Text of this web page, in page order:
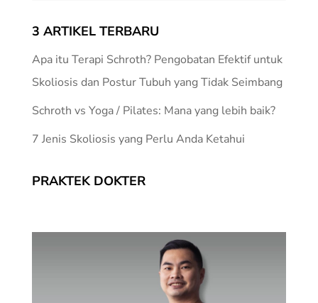
3 ARTIKEL TERBARU
Apa itu Terapi Schroth? Pengobatan Efektif untuk
Skoliosis dan Postur Tubuh yang Tidak Seimbang
Schroth vs Yoga / Pilates: Mana yang lebih baik?
7 Jenis Skoliosis yang Perlu Anda Ketahui
PRAKTEK DOKTER